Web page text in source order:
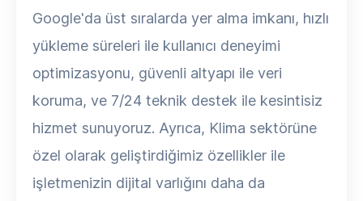
Google'da üst sıralarda yer alma imkanı, hızlı
yükleme süreleri ile kullanıcı deneyimi
optimizasyonu, güvenli altyapı ile veri
koruma, ve 7/24 teknik destek ile kesintisiz
hizmet sunuyoruz. Ayrıca, Klima sektörüne
özel olarak geliştirdiğimiz özellikler ile
işletmenizin dijital varlığını daha da